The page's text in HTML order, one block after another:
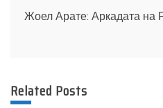
Жоел Арате: Аркадата на
Related Posts